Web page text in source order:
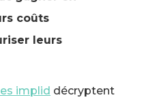
coûts
leurs
implid décryptent